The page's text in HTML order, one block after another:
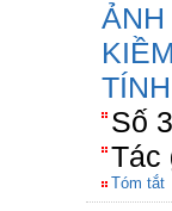
ẢNH
Số
Tác
Tóm tắt